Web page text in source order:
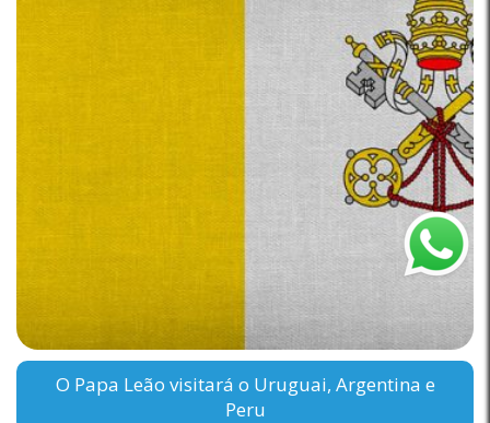
O Papa Leão visitará o Uruguai, Argentina e
Peru